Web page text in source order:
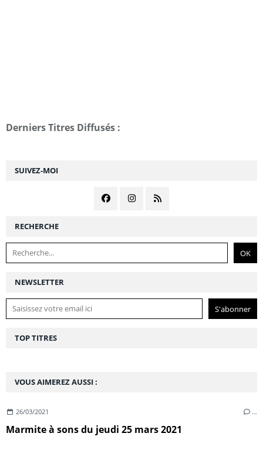
NEWSLETTER
SUIVEZ-MOI
RECHERCHE
VOUS AIMEREZ AUSSI :
26/03/2021 …
Marmite à sons du jeudi 25 mars 2021
Derniers Titres Diffusés :
TOP TITRES